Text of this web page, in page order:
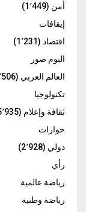
أمن (1٬449)
إيقافات
اقتصاد (1٬231)
البوم صور
العالم العربي (1٬506)
تكنولوجيا
ثقافة وإعلام (5٬935)
حوارات
دولي (2٬928)
رأي
رياضة عالمية
رياضة وطنية